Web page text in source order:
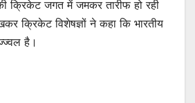
क्रिकेट जगत में जमकर तारीफ हो रही
क्रिकेट विशेषज्ञों ने कहा कि भारतीय
है।